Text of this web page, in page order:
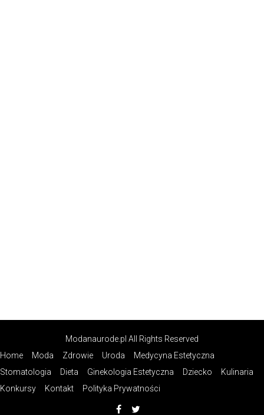
Modanaurode.pl All Rights Reserved
Home
Moda Zdrowie Uroda
Medycyna Estetyczna
Stomatologia
Dieta Ginekologia Estetyczna Dziecko
Kulinaria
Konkursy
Kontakt Polityka Prywatności